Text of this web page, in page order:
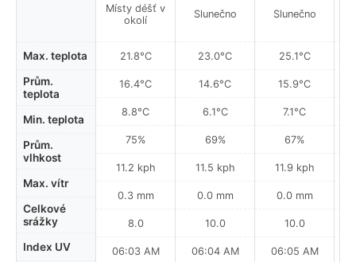
Max. teplota
Prům.
teplota
Min. teplota
Prům.
vlhkost
Max. vítr
Celkové
srážky
Index UV
Místy déšť v
okolí
21.8°C
16.4°C
8.8°C
75%
11.2 kph
0.3 mm
8.0
06:03 AM
Slunečno
23.0°C
14.6°C
6.1°C
69%
11.5 kph
0.0 mm
10.0
06:04 AM
Slunečno
25.1°C
15.9°C
7.1°C
67%
11.9 kph
0.0 mm
10.0
06:05 AM